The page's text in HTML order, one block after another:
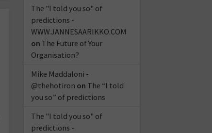
The "I told you so" of
predictions -
WWW.JANNESAARIKKO.COM
on The Future of Your
Organisation?
Mike Maddaloni -
@thehotiron on The “I told
you so” of predictions
The "I told you so" of
predictions -